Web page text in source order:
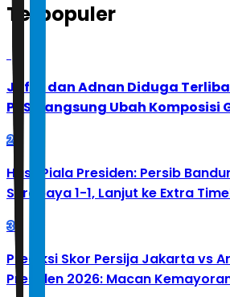
Terpopuler
Jafar dan Adnan Diduga
PBSI Langsung Ubah
2
Hasil Piala Presiden: Persib
Surabaya 1-1, Lanjut ke Extra
3
Prediksi Skor Persija Jakarta vs
Presiden 2026: Macan